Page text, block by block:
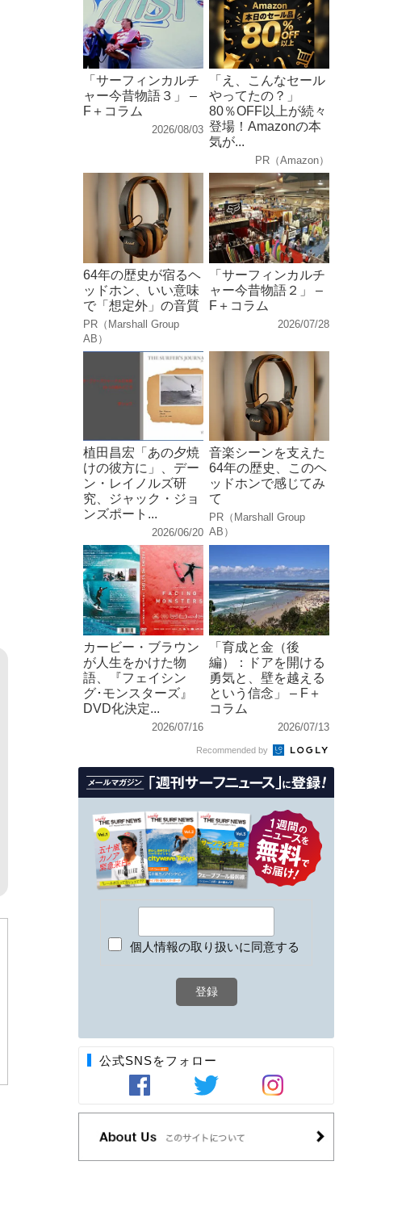
「サーフィンカルチ
ャー今昔物語３」 –
F＋コラム
2026/08/03
「え、こんなセール
やってたの？」
80％OFF以上が続々
登場！Amazonの本
気が...
PR（Amazon）
64年の歴史が宿るヘ
ッドホン、いい意味
で「想定外」の音質
PR（Marshall Group
AB）
「サーフィンカルチ
ャー今昔物語２」 –
F＋コラム
2026/07/28
植田昌宏「あの夕焼
けの彼方に」、デー
ン・レイノルズ研
究、ジャック・ジョ
ンズポート...
2026/06/20
音楽シーンを支えた
64年の歴史、このヘ
ッドホンで感じてみ
て
PR（Marshall Group
AB）
カービー・ブラウン
が人生をかけた物
語、『フェイシン
グ･モンスターズ』
DVD化決定...
2026/07/16
「育成と金（後
編）：ドアを開ける
勇気と、壁を越える
という信念」 – F＋
コラム
2026/07/13
Recommended by
個人情報の取り扱いに同意する
公式SNSをフォロー